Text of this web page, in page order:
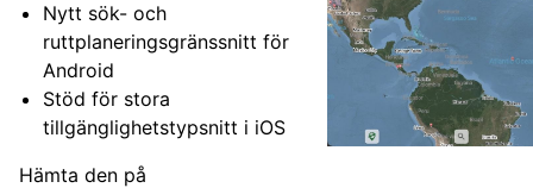
Nytt sök- och
ruttplaneringsgränssnitt för
Android
Stöd för stora
tillgänglighetstypsnitt i iOS
Hämta den på